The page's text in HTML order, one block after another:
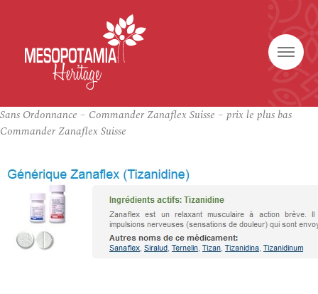
Sans Ordonnance – Commander Zanaflex Suisse – prix le plus bas
Commander Zanaflex Suisse